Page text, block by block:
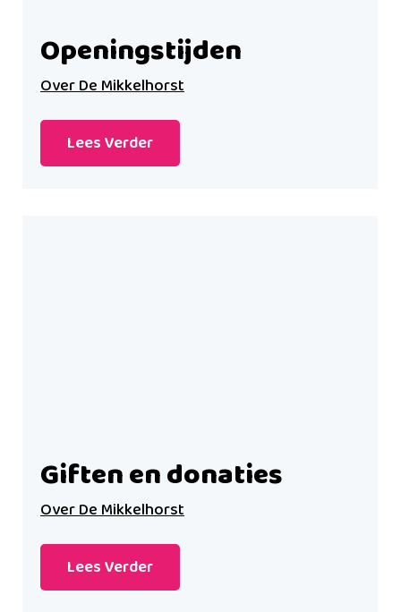
Openingstijden
Over De Mikkelhorst
Lees Verder
Giften en donaties
Over De Mikkelhorst
Lees Verder